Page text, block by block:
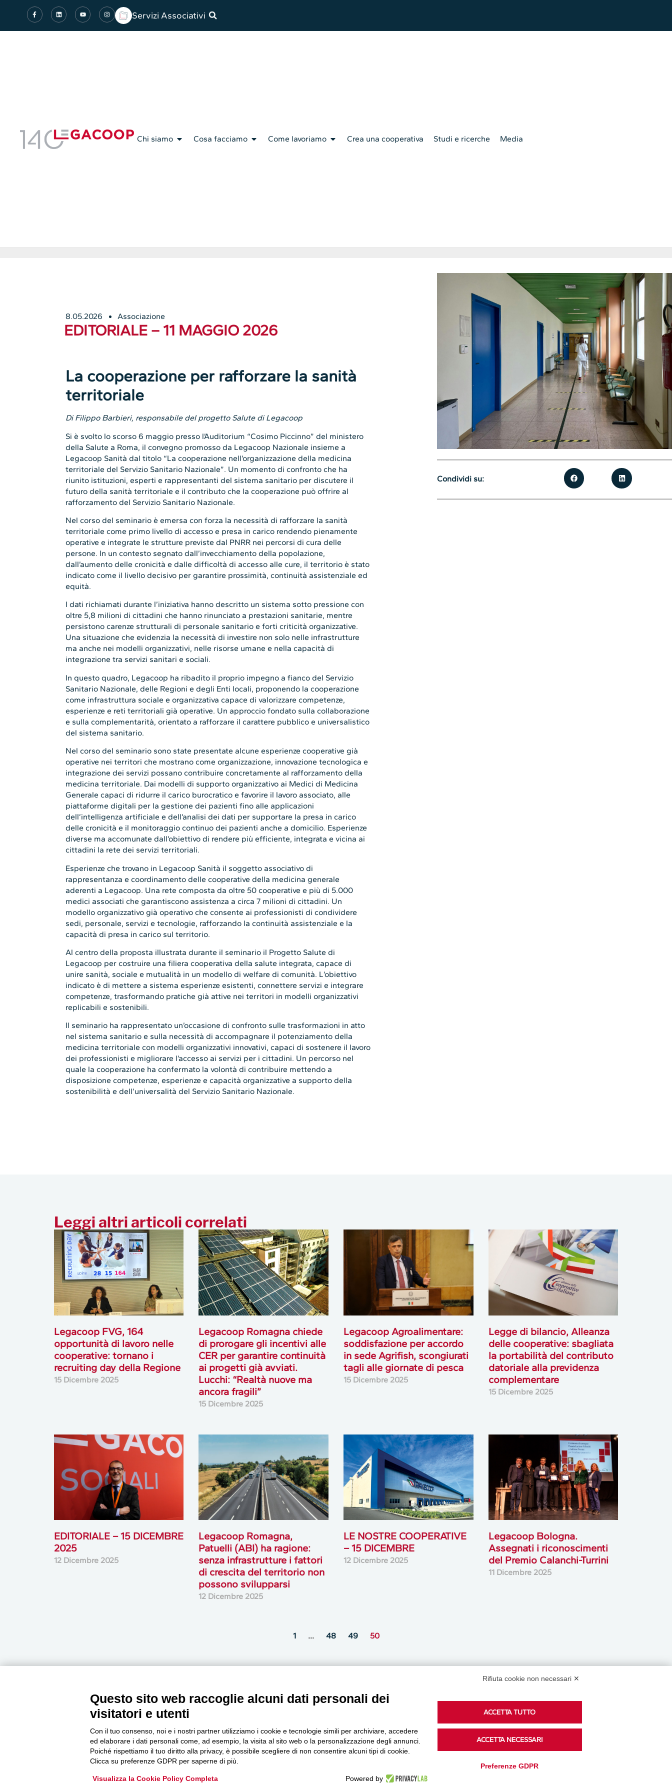
Servizi Associativi
Chi siamo Cosa facciamo Come lavoriamo Crea una cooperativa Studi e ricerche Media
8.05.2026 Associazione
EDITORIALE – 11 MAGGIO 2026
La cooperazione per rafforzare la sanità
territoriale
Di Filippo Barbieri, responsabile del progetto Salute di Legacoop
Si è svolto lo scorso 6 maggio presso l’Auditorium “Cosimo Piccinno” del ministero
della Salute a Roma, il convegno promosso da Legacoop Nazionale insieme a
Legacoop Sanità dal titolo “La cooperazione nell’organizzazione della medicina
territoriale del Servizio Sanitario Nazionale”. Un momento di confronto che ha
riunito istituzioni, esperti e rappresentanti del sistema sanitario per discutere il
futuro della sanità territoriale e il contributo che la cooperazione può offrire al
rafforzamento del Servizio Sanitario Nazionale.
Nel corso del seminario è emersa con forza la necessità di rafforzare la sanità
territoriale come primo livello di accesso e presa in carico rendendo pienamente
operative e integrate le strutture previste dal PNRR nei percorsi di cura delle
persone. In un contesto segnato dall’invecchiamento della popolazione,
dall’aumento delle cronicità e dalle difficoltà di accesso alle cure, il territorio è stato
indicato come il livello decisivo per garantire prossimità, continuità assistenziale ed
equità.
I dati richiamati durante l’iniziativa hanno descritto un sistema sotto pressione con
oltre 5,8 milioni di cittadini che hanno rinunciato a prestazioni sanitarie, mentre
persistono carenze strutturali di personale sanitario e forti criticità organizzative.
Una situazione che evidenzia la necessità di investire non solo nelle infrastrutture
ma anche nei modelli organizzativi, nelle risorse umane e nella capacità di
integrazione tra servizi sanitari e sociali.
In questo quadro, Legacoop ha ribadito il proprio impegno a fianco del Servizio
Sanitario Nazionale, delle Regioni e degli Enti locali, proponendo la cooperazione
come infrastruttura sociale e organizzativa capace di valorizzare competenze,
esperienze e reti territoriali già operative. Un approccio fondato sulla collaborazione
e sulla complementarità, orientato a rafforzare il carattere pubblico e universalistico
del sistema sanitario.
Nel corso del seminario sono state presentate alcune esperienze cooperative già
operative nei territori che mostrano come organizzazione, innovazione tecnologica e
integrazione dei servizi possano contribuire concretamente al rafforzamento della
medicina territoriale. Dai modelli di supporto organizzativo ai Medici di Medicina
Generale capaci di ridurre il carico burocratico e favorire il lavoro associato, alle
piattaforme digitali per la gestione dei pazienti fino alle applicazioni
dell’intelligenza artificiale e dell’analisi dei dati per supportare la presa in carico
delle cronicità e il monitoraggio continuo dei pazienti anche a domicilio. Esperienze
diverse ma accomunate dall’obiettivo di rendere più efficiente, integrata e vicina ai
cittadini la rete dei servizi territoriali.
Esperienze che trovano in Legacoop Sanità il soggetto associativo di
rappresentanza e coordinamento delle cooperative della medicina generale
aderenti a Legacoop. Una rete composta da oltre 50 cooperative e più di 5.000
medici associati che garantiscono assistenza a circa 7 milioni di cittadini. Un
modello organizzativo già operativo che consente ai professionisti di condividere
sedi, personale, servizi e tecnologie, rafforzando la continuità assistenziale e la
capacità di presa in carico sul territorio.
Al centro della proposta illustrata durante il seminario il Progetto Salute di
Legacoop per costruire una filiera cooperativa della salute integrata, capace di
unire sanità, sociale e mutualità in un modello di welfare di comunità. L’obiettivo
indicato è di mettere a sistema esperienze esistenti, connettere servizi e integrare
competenze, trasformando pratiche già attive nei territori in modelli organizzativi
replicabili e sostenibili.
Il seminario ha rappresentato un’occasione di confronto sulle trasformazioni in atto
nel sistema sanitario e sulla necessità di accompagnare il potenziamento della
medicina territoriale con modelli organizzativi innovativi, capaci di sostenere il lavoro
dei professionisti e migliorare l’accesso ai servizi per i cittadini. Un percorso nel
quale la cooperazione ha confermato la volontà di contribuire mettendo a
disposizione competenze, esperienze e capacità organizzative a supporto della
sostenibilità e dell’universalità del Servizio Sanitario Nazionale.
Condividi su:
Leggi altri articoli correlati
Legacoop FVG, 164
opportunità di lavoro nelle
cooperative: tornano i
recruiting day della Regione
15 Dicembre 2025
Legacoop Romagna chiede
di prorogare gli incentivi alle
CER per garantire continuità
ai progetti già avviati.
Lucchi: “Realtà nuove ma
ancora fragili”
15 Dicembre 2025
Legacoop Agroalimentare:
soddisfazione per accordo
in sede Agrifish, scongiurati
tagli alle giornate di pesca
15 Dicembre 2025
Legge di bilancio, Alleanza
delle cooperative: sbagliata
la portabilità del contributo
datoriale alla previdenza
complementare
15 Dicembre 2025
EDITORIALE – 15 DICEMBRE
2025
12 Dicembre 2025
Legacoop Romagna,
Patuelli (ABI) ha ragione:
senza infrastrutture i fattori
di crescita del territorio non
possono svilupparsi
12 Dicembre 2025
LE NOSTRE COOPERATIVE
– 15 DICEMBRE
12 Dicembre 2025
Legacoop Bologna.
Assegnati i riconoscimenti
del Premio Calanchi-Turrini
11 Dicembre 2025
1 … 48 49 50
Newsletter
Accedi o iscriviti alla nostra Newsletter Legacoop
Informazioni per restare sempre aggiornati sul
mondo della cooperazione.
Podcast
su Spreaker.
Rifiuta cookie non necessari ✕
Questo sito web raccoglie alcuni dati personali dei
visitatori e utenti
Con il tuo consenso, noi e i nostri partner utilizziamo i cookie e tecnologie simili per archiviare, accedere
ed elaborare i dati personali come, ad esempio, la visita al sito web o la personalizzazione degli annunci.
Poiché rispettiamo il tuo diritto alla privacy, è possibile scegliere di non consentire alcuni tipi di cookie.
Clicca su preferenze GDPR per saperne di più.
Visualizza la Cookie Policy Completa Powered by
ACCETTA TUTTO
ACCETTA NECESSARI
Preferenze GDPR